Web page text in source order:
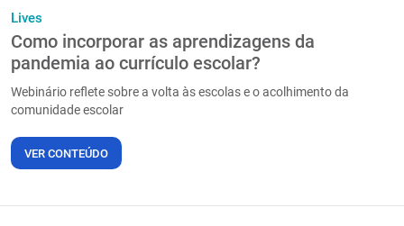
Lives
Como incorporar as aprendizagens da
pandemia ao currículo escolar?
Webinário reflete sobre a volta às escolas e o acolhimento da
comunidade escolar
VER CONTEÚDO